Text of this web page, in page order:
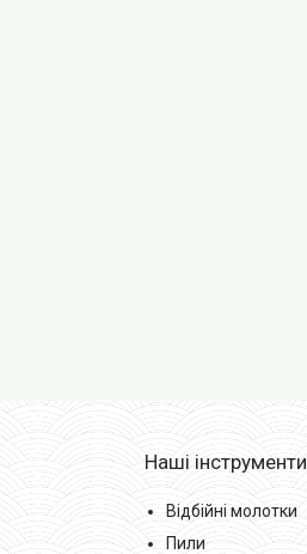
Наші інструменти
Відбійні молотки
Пили